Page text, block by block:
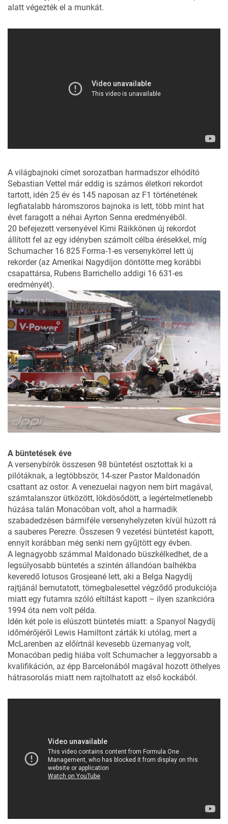
alatt végezték el a munkát.
A világbajnoki címet sorozatban harmadszor elhódító
Sebastian Vettel már eddig is számos életkori rekordot
tartott, idén 25 év és 145 naposan az F1 történetének
legfiatalabb háromszoros bajnoka is lett, több mint hat
évet faragott a néhai Ayrton Senna eredményéből.
20 befejezett versenyével Kimi Räikkönen új rekordot
állított fel az egy idényben számolt célba érésekkel, míg
Schumacher 16 825 Forma-1-es versenykörrel lett új
rekorder (az Amerikai Nagydíjon döntötte meg korábbi
csapattársa, Rubens Barrichello addigi 16 631-es
eredményét).
A büntetések éve
A versenybírók összesen 98 büntetést osztottak ki a
pilótáknak, a legtöbbször, 14-szer Pastor Maldonadón
csattant az ostor. A venezuelai nagyon nem bírt magával,
számtalanszor ütközött, lökdösődött, a legértelmetlenebb
húzása talán Monacóban volt, ahol a harmadik
szabadedzésen bármiféle versenyhelyzeten kívül húzott rá
a sauberes Perezre. Összesen 9 vezetési büntetést kapott,
ennyit korábban még senki nem gyűjtött egy évben.
A legnagyobb számmal Maldonado büszkélkedhet, de a
legsúlyosabb büntetés a szintén állandóan balhékba
keveredő lotusos Grosjeané lett, aki a Belga Nagydíj
rajtjánál bemutatott, tömegbalesettel végződő produkciója
miatt egy futamra szóló eltiltást kapott – ilyen szankcióra
1994 óta nem volt példa.
Idén két pole is elúszott büntetés miatt: a Spanyol Nagydíj
időmérőjéről Lewis Hamiltont zárták ki utólag, mert a
McLarenben az előírtnál kevesebb üzemanyag volt,
Monacóban pedig hiába volt Schumacher a leggyorsabb a
kvalifikáción, az épp Barcelonából magával hozott öthelyes
hátrasorolás miatt nem rajtolhatott az első kockából.